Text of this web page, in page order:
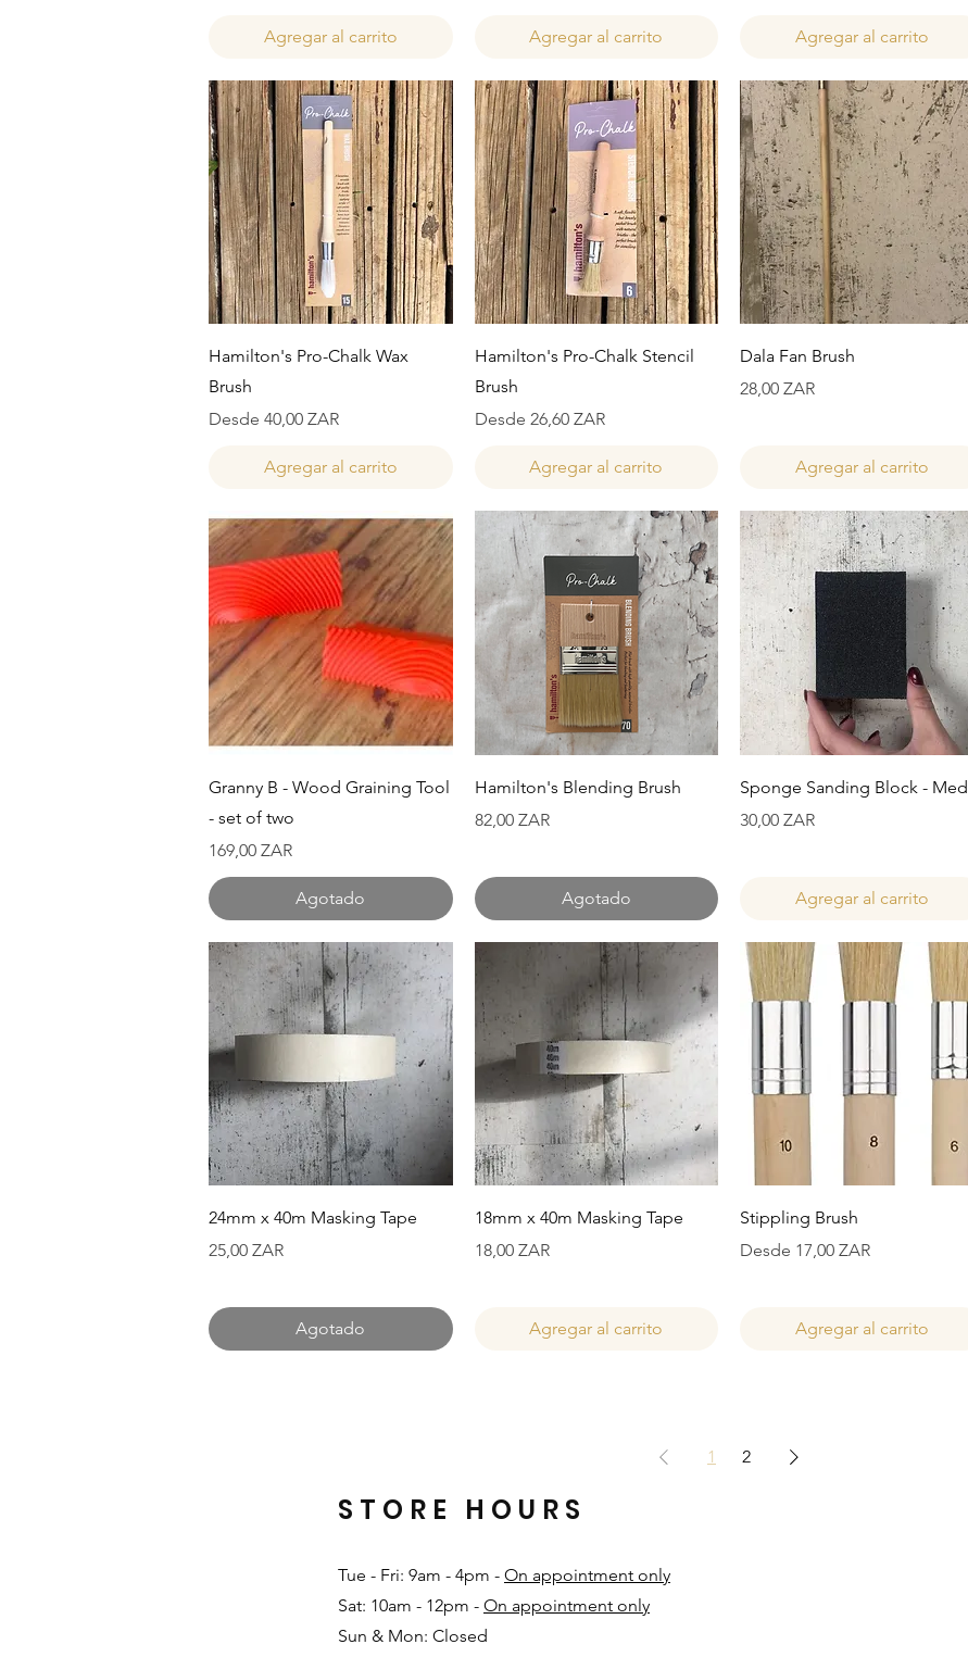
Agregar al carrito Agregar al carrito Agregar al carrito
Vista rápida
Hamilton's Pro-Chalk Wax
Brush
Desde 40,00 ZAR
Precio de oferta
Agregar al carrito
Vista rápida
Hamilton's Pro-Chalk Stencil
Brush
Desde 26,60 ZAR
Precio de oferta
Agregar al carrito
Vista rápida
Dala Fan Brush
Precio
28,00 ZAR
Agregar al carrito
Vista rápida
Granny B - Wood Graining Tool
- set of two
Precio
169,00 ZAR
Agotado
Vista rápida
Hamilton's Blending Brush
Precio
82,00 ZAR
Agotado
Vista rápida
Sponge Sanding Block - Med
Precio
30,00 ZAR
Agregar al carrito
Vista rápida
24mm x 40m Masking Tape
Precio
25,00 ZAR
Agotado
Vista rápida
18mm x 40m Masking Tape
Precio
18,00 ZAR
Agregar al carrito
Vista rápida
Stippling Brush
Desde 17,00 ZAR
Precio de oferta
Agregar al carrito
1 2
Tue - Fri: 9am - 4pm - On appointment only
Sat: 10am - 12pm - On appointment only
Sun & Mon: Closed​
STORE HOURS